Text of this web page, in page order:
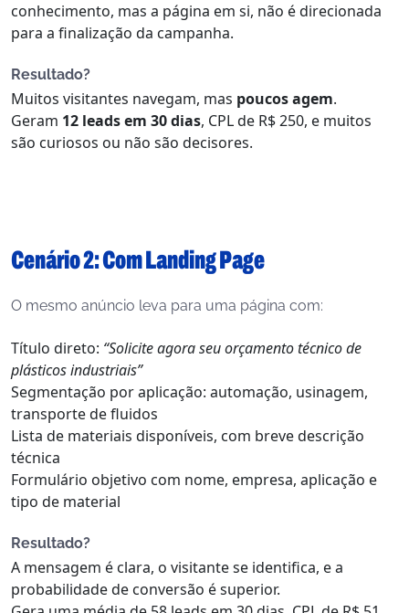
conhecimento, mas a página em si, não é direcionada
para a finalização da campanha.
Resultado?
Muitos visitantes navegam, mas poucos agem.
Geram 12 leads em 30 dias, CPL de R$ 250, e muitos
são curiosos ou não são decisores.
Cenário 2: Com Landing Page
O mesmo anúncio leva para uma página com:
Título direto: “Solicite agora seu orçamento técnico de
plásticos industriais”
Segmentação por aplicação: automação, usinagem,
transporte de fluidos
Lista de materiais disponíveis, com breve descrição
técnica
Formulário objetivo com nome, empresa, aplicação e
tipo de material
Resultado?
A mensagem é clara, o visitante se identifica, e a
probabilidade de conversão é superior.